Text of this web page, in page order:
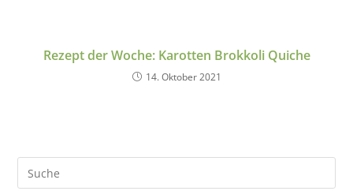
Rezept der Woche: Karotten Brokkoli Quiche
14. Oktober 2021